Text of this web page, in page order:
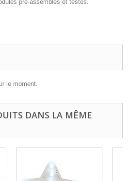
pré-assemblés et testés.
le moment.
DANS LA MÊME